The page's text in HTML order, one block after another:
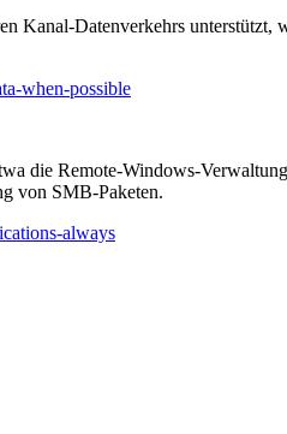
Kanal-Datenverkehrs unterstützt,
when-possible
die Remote-Windows-
von SMB-Paketen.
always